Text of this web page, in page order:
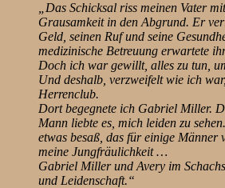
„Das Schicksal riss meinen Vater
Grausamkeit in den Abgrund. Er
Geld, seinen Ruf und seine
medizinische Betreuung erwartete
Doch ich war gewillt, alles zu tun,
Und deshalb, verzweifelt wie ich
Herrenclub.
Dort begegnete ich Gabriel Miller.
Mann liebte es, mich leiden zu
etwas besaß, das für einige Männer
meine Jungfräulichkeit …
Gabriel Miller und Avery im
und Leidenschaft.“